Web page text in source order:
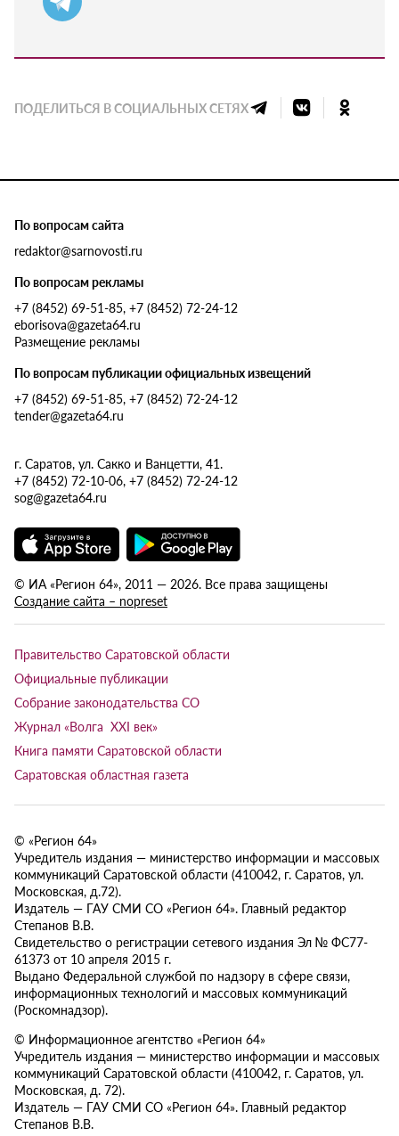
ПОДЕЛИТЬСЯ В СОЦИАЛЬНЫХ СЕТЯХ
По вопросам сайта
redaktor@sarnovosti.ru
По вопросам рекламы
+7 (8452) 69-51-85, +7 (8452) 72-24-12
eborisova@gazeta64.ru
Размещение рекламы
По вопросам публикации официальных извещений
+7 (8452) 69-51-85, +7 (8452) 72-24-12
tender@gazeta64.ru
г. Саратов, ул. Сакко и Ванцетти, 41.
+7 (8452) 72-10-06, +7 (8452) 72-24-12
sog@gazeta64.ru
© ИА «Регион 64», 2011 — 2026. Все права защищены
Создание сайта – nopreset
Правительство Саратовской области
Официальные публикации
Собрание законодательства СО
Журнал «Волга XXI век»
Книга памяти Саратовской области
Саратовская областная газета
© «Регион 64»
Учредитель издания — министерство информации и массовых
коммуникаций Саратовской области (410042, г. Саратов, ул.
Московская, д.72).
Издатель — ГАУ СМИ СО «Регион 64». Главный редактор
Степанов В.В.
Свидетельство о регистрации сетевого издания Эл № ФС77-
61373 от 10 апреля 2015 г.
Выдано Федеральной службой по надзору в сфере связи,
информационных технологий и массовых коммуникаций
(Роскомнадзор).
© Информационное агентство «Регион 64»
Учредитель издания — министерство информации и массовых
коммуникаций Саратовской области (410042, г. Саратов, ул.
Московская, д. 72).
Издатель — ГАУ СМИ СО «Регион 64». Главный редактор
Степанов В.В.